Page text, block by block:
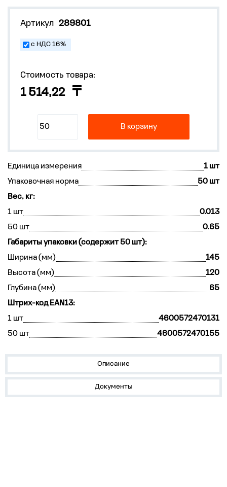
Артикул 289801
с НДС 16%
Стоимость товара:
1 514,22
В корзину
Единица измерения
1 шт
Упаковочная норма
50 шт
Вес, кг:
1 шт
0.013
50 шт
0.65
Габариты упаковки (содержит 50 шт):
Ширина (мм)
145
Высота (мм)
120
Глубина (мм)
65
Штрих-код EAN13:
1 шт
4600572470131
50 шт
4600572470155
Описание
Документы